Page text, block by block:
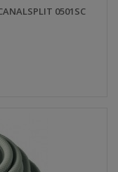
0501SC